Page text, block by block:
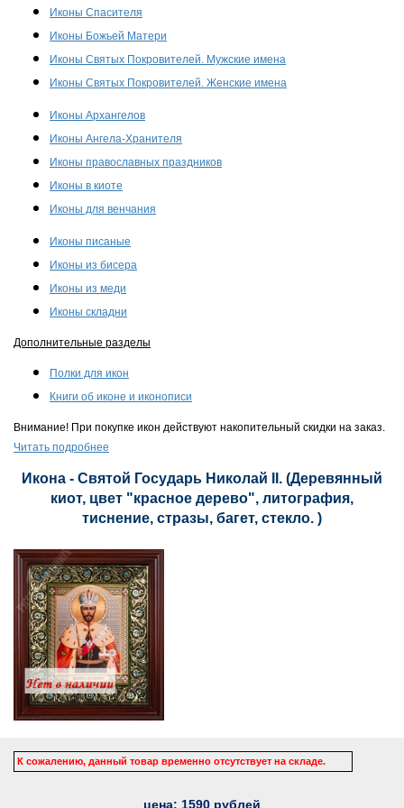
Иконы Спасителя
Иконы Божьей Матери
Иконы Святых Покровителей. Мужские имена
Иконы Святых Покровителей. Женские имена
Иконы Архангелов
Иконы Ангела-Хранителя
Иконы православных праздников
Иконы в киоте
Иконы для венчания
Иконы писаные
Иконы из бисера
Иконы из меди
Иконы складни
Дополнительные разделы
Полки для икон
Книги об иконе и иконописи
Внимание! При покупке икон действуют накопительный скидки на заказ.
Читать подробнее
Икона - Святой Государь Николай II. (Деревянный
киот, цвет "красное дерево", литография,
тиснение, стразы, багет, стекло. )
К сожалению, данный товар временно отсутствует на складе.
цена: 1590 рублей